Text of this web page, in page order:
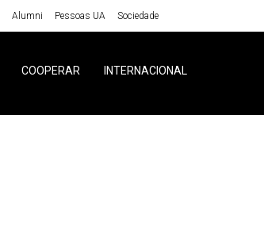
Alumni Pessoas UA Sociedade
COOPERAR INTERNACIONAL